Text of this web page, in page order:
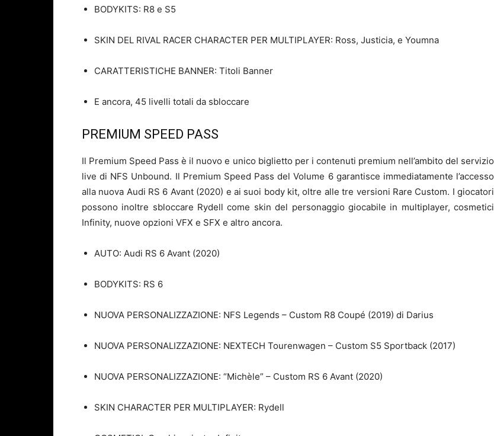
BODYKITS: R8 e S5
SKIN DEL RIVAL RACER CHARACTER PER MULTIPLAYER: Ross, Justicia, e Youmna
CARATTERISTICHE BANNER: Titoli Banner
E ancora, 45 livelli totali da sbloccare
PREMIUM SPEED PASS
Il Premium Speed Pass è il nuovo e unico biglietto per i contenuti premium nell’ambito del servizio
live di NFS Unbound. Il Premium Speed Pass del Volume 6 garantisce immediatamente l’accesso
alla nuova Audi RS 6 Avant (2020) e ai suoi body kit, oltre alle tre versioni Rare Custom. I giocatori
possono inoltre sbloccare Rydell come skin del personaggio giocabile in multiplayer, cosmetici
Infinity, nuove opzioni VFX e SFX e altro ancora.
AUTO: Audi RS 6 Avant (2020)
BODYKITS: RS 6
NUOVA PERSONALIZZAZIONE: NFS Legends – Custom R8 Coupé (2019) di Darius
NUOVA PERSONALIZZAZIONE: NEXTECH Tourenwagen – Custom S5 Sportback (2017)
NUOVA PERSONALIZZAZIONE: “Michèle” – Custom RS 6 Avant (2020)
SKIN CHARACTER PER MULTIPLAYER: Rydell